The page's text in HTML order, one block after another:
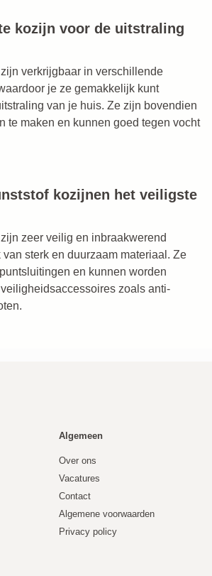
kozijn voor de uitstraling
verkrijgbaar in verschillende
je ze gemakkelijk kunt
van je huis. Ze zijn bovendien
te maken en kunnen goed tegen vocht
kozijnen het veiligste
zeer veilig en inbraakwerend
sterk en duurzaam materiaal. Ze
en kunnen worden
zoals anti-
Algemeen
Over ons
Vacatures
Contact
Algemene voorwaarden
Privacy policy